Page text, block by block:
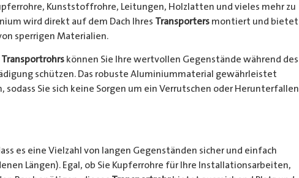
Kunststoffrohre, Leitungen, Holzlatten und vieles mehr zu
wird direkt auf dem Dach Ihres Transportersmontiert und bietet
sperrigen Materialien.
Transportrohrskönnen Sie Ihre wertvollen Gegenstände während des
schützen. Das robuste Aluminiummaterial gewährleistet
Sie sich keine Sorgen um ein Verrutschen oder Herunterfallen
es eine Vielzahl von langen Gegenständen sicher und einfach
Längen). Egal, ob Sie Kupferrohre für Ihre Installationsarbeiten,